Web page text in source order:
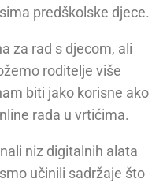
predškolske djece.
za rad s djecom, ali
roditelje više
biti jako korisne ako
rada u vrtićima.
niz digitalnih alata
učinili sadržaje što